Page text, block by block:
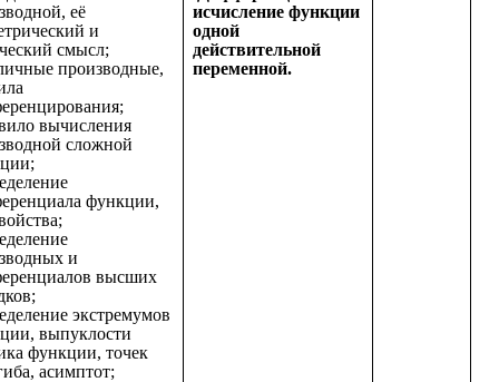
её
и
смысл;
производные,
вычисления
сложной
функции,
и
высших
экстремумов
выпуклости
функции, точек
асимптот;
исчисление функции
одной
действительной
переменной.